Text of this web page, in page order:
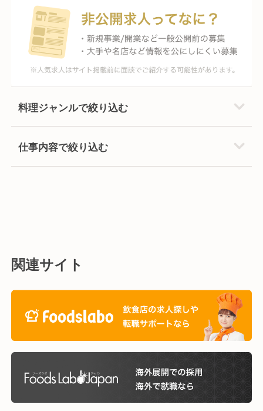
料理ジャンルで絞り込む
仕事内容で絞り込む
関連サイト